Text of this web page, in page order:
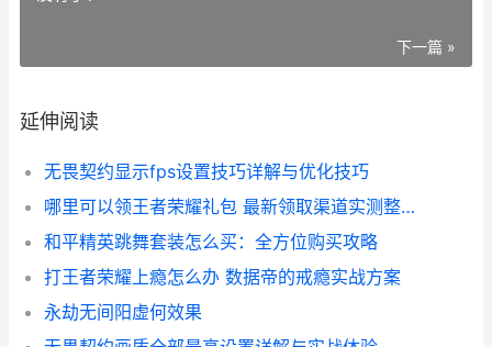
下一篇 »
延伸阅读
无畏契约显示fps设置技巧详解与优化技巧
哪里可以领王者荣耀礼包 最新领取渠道实测整理合集
和平精英跳舞套装怎么买：全方位购买攻略
打王者荣耀上瘾怎么办 数据帝的戒瘾实战方案
永劫无间阳虚何效果